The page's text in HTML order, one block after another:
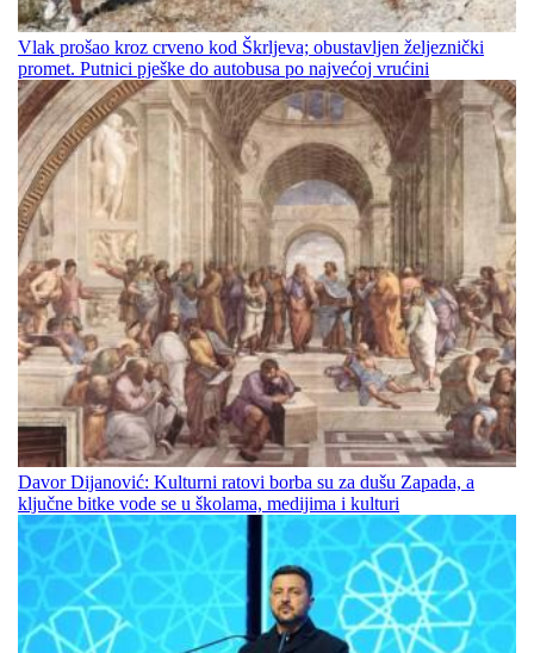
Vlak prošao kroz crveno kod Škrljeva; obustavljen željeznički
promet. Putnici pješke do autobusa po najvećoj vrućini
Davor Dijanović: Kulturni ratovi borba su za dušu Zapada, a
ključne bitke vode se u školama, medijima i kulturi